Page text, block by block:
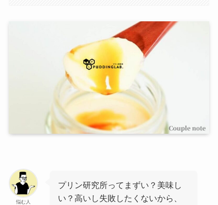
悩む人
プリン研究所ってまずい？美味し
い？高いし失敗したくないから、